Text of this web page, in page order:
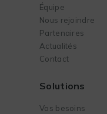
Équipe
Nous rejoindre
Partenaires
Actualités
Contact
Solutions
Vos besoins